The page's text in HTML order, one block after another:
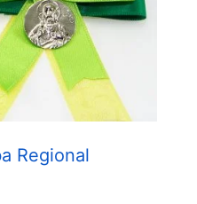
Regional